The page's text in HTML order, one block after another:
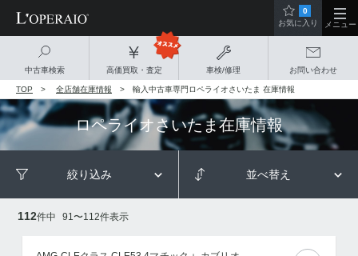
中古車検索 高価買取・査定 車検/修理 お問い合わせ
0
お気に入り
メニュー
TOP 全店舗在庫情報 輸入中古車専門ロペライオさいたま 在庫情報
ロペライオさいたま在庫情報
絞り込み 並べ替え
112件中 91〜112件表示